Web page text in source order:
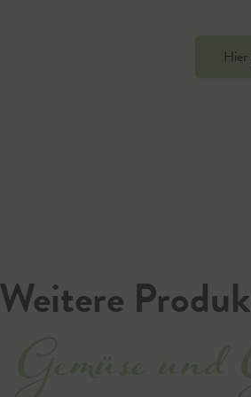
Weitere